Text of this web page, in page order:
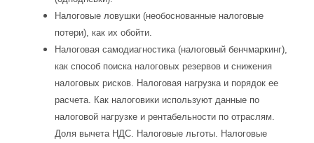
Налоговые ловушки (необоснованные налоговые
потери), как их обойти.
Налоговая самодиагностика (налоговый бенчмаркинг),
как способ поиска налоговых резервов и снижения
налоговых рисков. Налоговая нагрузка и порядок ее
расчета. Как налоговики используют данные по
налоговой нагрузке и рентабельности по отраслям.
Доля вычета НДС. Налоговые льготы. Налоговые